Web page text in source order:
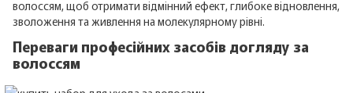
волоссям, щоб отримати відмінний ефект, глибоке відновлення,
зволоження та живлення на молекулярному рівні.
Переваги професійних засобів догляду за
волоссям